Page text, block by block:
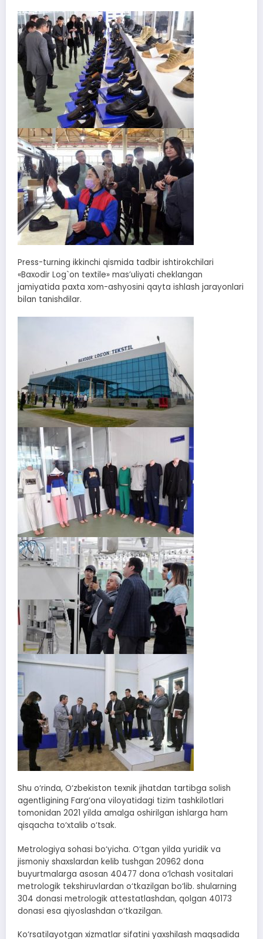
Press-turning ikkinchi qismida tadbir ishtirokchilari
«Baxodir Log`on textile» mas’uliyati cheklangan
jamiyatida paxta xom-ashyosini qayta ishlash jarayonlari
bilan tanishdilar.
Shu o‘rinda, O‘zbekiston texnik jihatdan tartibga solish
agentligining Farg‘ona viloyatidagi tizim tashkilotlari
tomonidan 2021 yilda amalga oshirilgan ishlarga ham
qisqacha to‘xtalib o‘tsak.
Metrologiya sohasi bo‘yicha. O‘tgan yilda yuridik va
jismoniy shaxslardan kelib tushgan 20962 dona
buyurtmalarga asosan 40477 dona o‘lchash vositalari
metrologik tekshiruvlardan o‘tkazilgan bo‘lib. shularning
304 donasi metrologik attestatlashdan, qolgan 40173
donasi esa qiyoslashdan o‘tkazilgan.
Ko‘rsatilayotgan xizmatlar sifatini yaxshilash maqsadida